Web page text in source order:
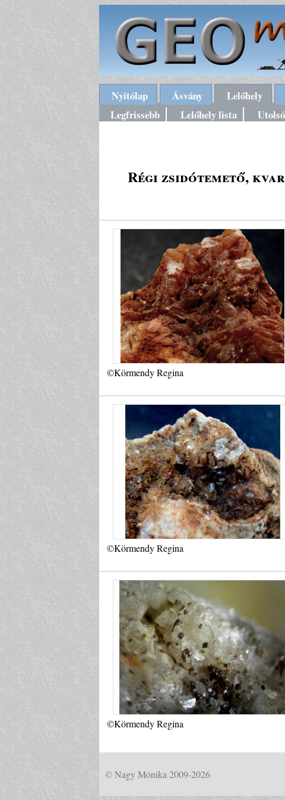
Nyitólap Ásvány Lelőhely
Legfrissebb
Lelőhely lista
Régi zsidótemető,
©Körmendy Regina
©Körmendy Regina
©Körmendy Regina
© Nagy Mónika 2009-2026